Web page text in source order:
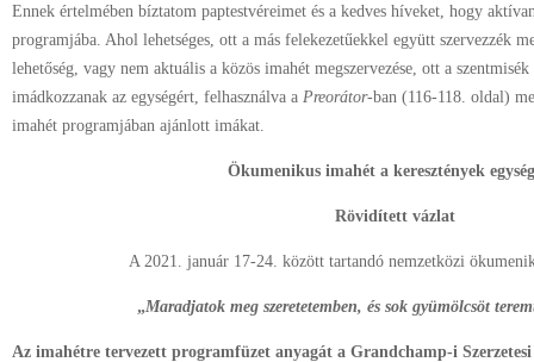
Ennek értelmében bíztatom paptestvéreimet és a kedves híveket, hogy
programjába. Ahol lehetséges, ott a más felekezetűekkel együtt szervezzék
lehetőség, vagy nem aktuális a közös imahét megszervezése, ott a
imádkozzanak az egységért, felhasználva a Preorátor-ban (116-118. oldal)
imahét programjában ajánlott imákat.
Ökumenikus imahét a keresztények
Rövidített vázlat
A 2021. január 17-24. között tartandó nemzetközi
„Maradjatok meg szeretetemben, és sok gyümölcsöt
Az imahétre tervezett programfüzet anyagát a Grandchamp-i Szerzetesi